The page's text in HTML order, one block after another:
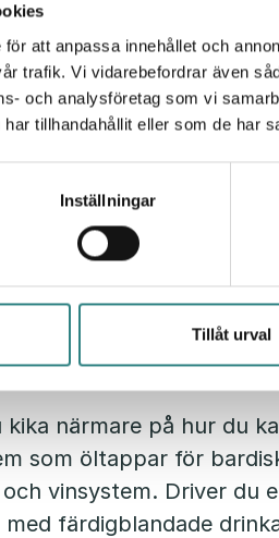
att anpassa innehållet och
trafik. Vi vidarebefordrar även
och analysföretag som vi
tillhandahållit eller som de har
Inställningar
Tillåt urval
inte bara
delar av din
och kan ge dig dagliga
för dig att sköta
på dina intäkter.
med ett
närmare på hur du
som öltappar för
vinsystem. Driver du
färdigblandade